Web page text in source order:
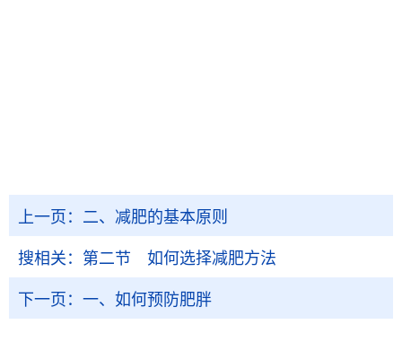
上一页： 二、减肥的基本原则
搜相关： 第二节 如何选择减肥方法
下一页： 一、如何预防肥胖